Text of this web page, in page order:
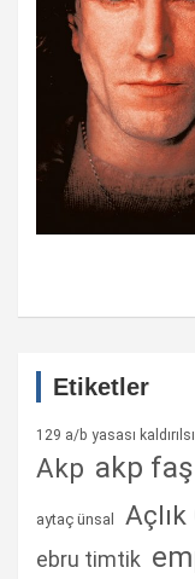
Etiketler
129 a/b yasası
Akp akp
aytaç ünsal Açlık
ebru timtik